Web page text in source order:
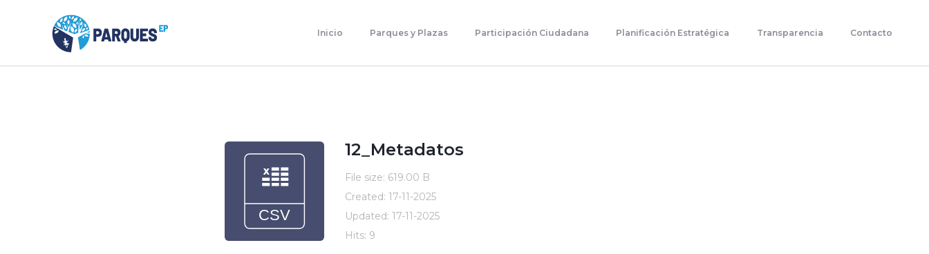
Inicio Parques y Plazas Participación Ciudadana Planificación Estratégica Transparencia Contacto
Parques Y Plazas
Planificación Estratégica
12_Metadatos
File size: 619.00 B
Created: 17-11-2025
Updated: 17-11-2025
Hits: 9